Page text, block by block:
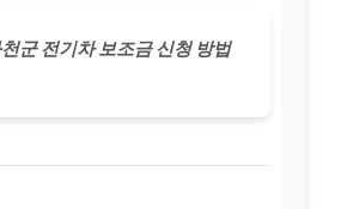
군 전기차 보조금 신청 방법